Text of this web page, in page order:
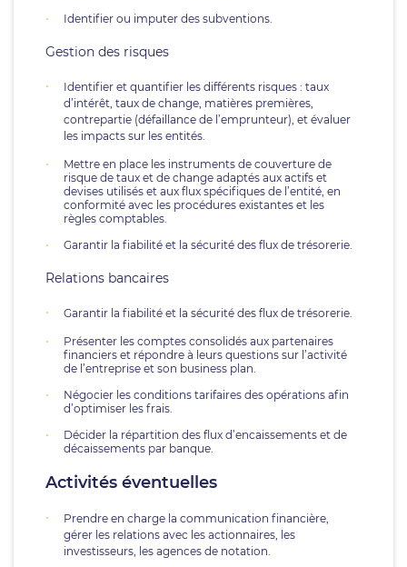
Identifier ou imputer des subventions.
Gestion des risques
Identifier et quantifier les différents risques : taux
d’intérêt, taux de change, matières premières,
contrepartie (défaillance de l’emprunteur), et évaluer
les impacts sur les entités.
Mettre en place les instruments de couverture de
risque de taux et de change adaptés aux actifs et
devises utilisés et aux flux spécifiques de l’entité, en
conformité avec les procédures existantes et les
règles comptables.
Garantir la fiabilité et la sécurité des flux de trésorerie.
Relations bancaires
Garantir la fiabilité et la sécurité des flux de trésorerie.
Présenter les comptes consolidés aux partenaires
financiers et répondre à leurs questions sur l’activité
de l’entreprise et son business plan.
Négocier les conditions tarifaires des opérations afin
d’optimiser les frais.
Décider la répartition des flux d’encaissements et de
décaissements par banque.
Activités éventuelles
Prendre en charge la communication financière,
gérer les relations avec les actionnaires, les
investisseurs, les agences de notation.